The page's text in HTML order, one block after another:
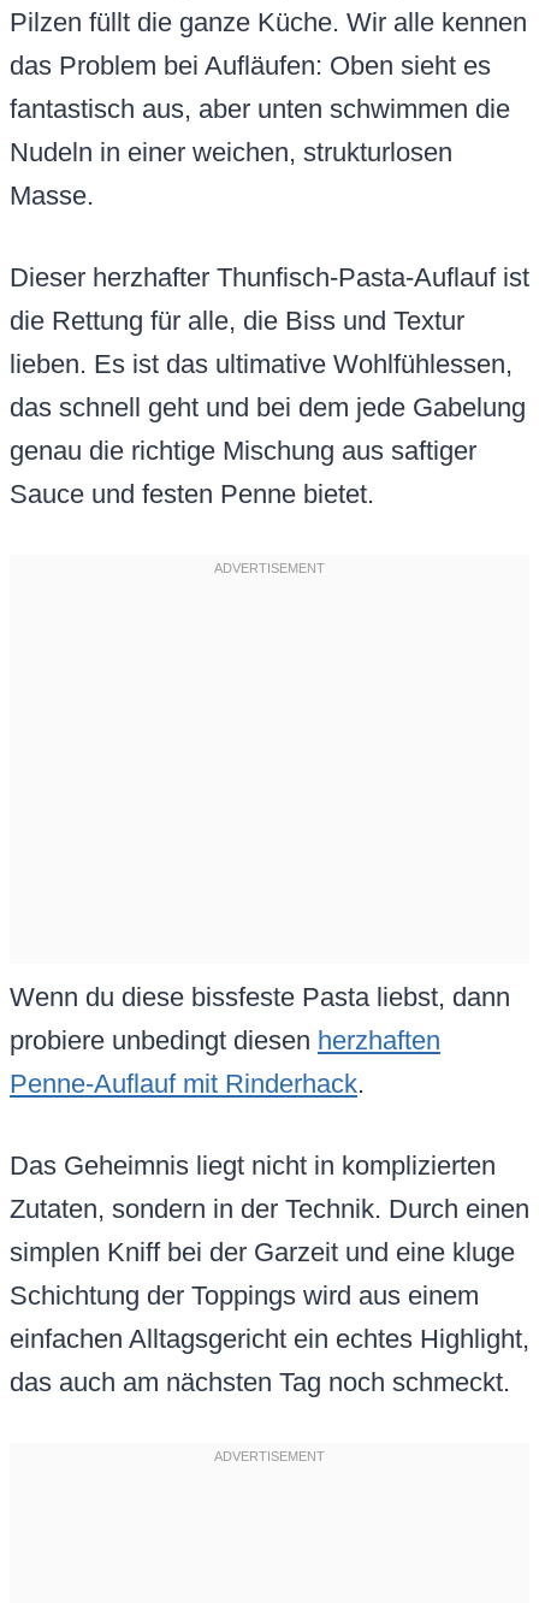
Pilzen füllt die ganze Küche. Wir alle kennen
das Problem bei Aufläufen: Oben sieht es
fantastisch aus, aber unten schwimmen die
Nudeln in einer weichen, strukturlosen
Masse.
Dieser herzhafter Thunfisch-Pasta-Auflauf ist
die Rettung für alle, die Biss und Textur
lieben. Es ist das ultimative Wohlfühlessen,
das schnell geht und bei dem jede Gabelung
genau die richtige Mischung aus saftiger
Sauce und festen Penne bietet.
Wenn du diese bissfeste Pasta liebst, dann
probiere unbedingt diesen herzhaften
Penne-Auflauf mit Rinderhack.
Das Geheimnis liegt nicht in komplizierten
Zutaten, sondern in der Technik. Durch einen
simplen Kniff bei der Garzeit und eine kluge
Schichtung der Toppings wird aus einem
einfachen Alltagsgericht ein echtes Highlight,
das auch am nächsten Tag noch schmeckt.